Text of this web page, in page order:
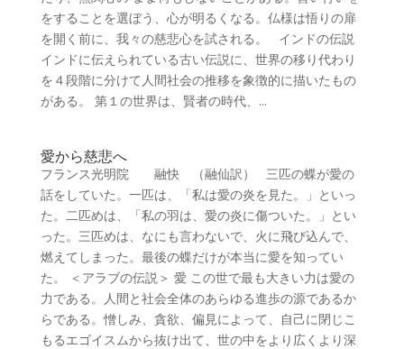
をすることを選ぼう、心が明るくなる。仏様は悟りの扉
を開く前に、我々の慈悲心を試される。 インドの伝説
インドに伝えられている古い伝説に、世界の移り代わり
を４段階に分けて人間社会の推移を象徴的に描いたもの
がある。 第１の世界は、賢者の時代、...
愛から慈悲へ
フランス光明院 融快 （融仙訳） 三匹の蝶が愛の
話をしていた。一匹は、「私は愛の炎を見た。」といっ
た。二匹めは、「私の羽は、愛の炎に傷ついた。」とい
った。三匹めは、なにも言わないで、火に飛び込んで、
燃えてしまった。最後の蝶だけが本当に愛を知ってい
た。 ＜アラブの伝説＞ 愛 この世で最も大きい力は愛の
力である。人間と社会全体のあらゆる進歩の源であるか
らである。憎しみ、貪欲、偏見によって、自己に閉じこ
もるエゴイスムから抜け出て、世の中をより広くより深